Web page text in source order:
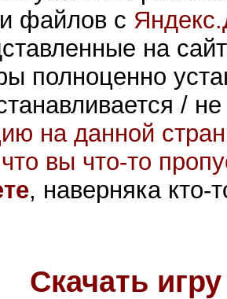
файлов с
на
полноценно
/
на данной
вы что-то
, наверняка кто-
Скачать